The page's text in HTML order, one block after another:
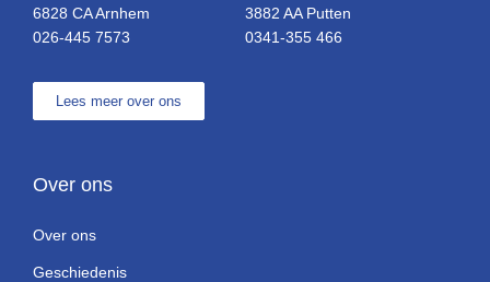
6828 CA Arnhem
026-445 7573
3882 AA Putten
0341-355 466
Lees meer over ons
Over ons
Over ons
Geschiedenis